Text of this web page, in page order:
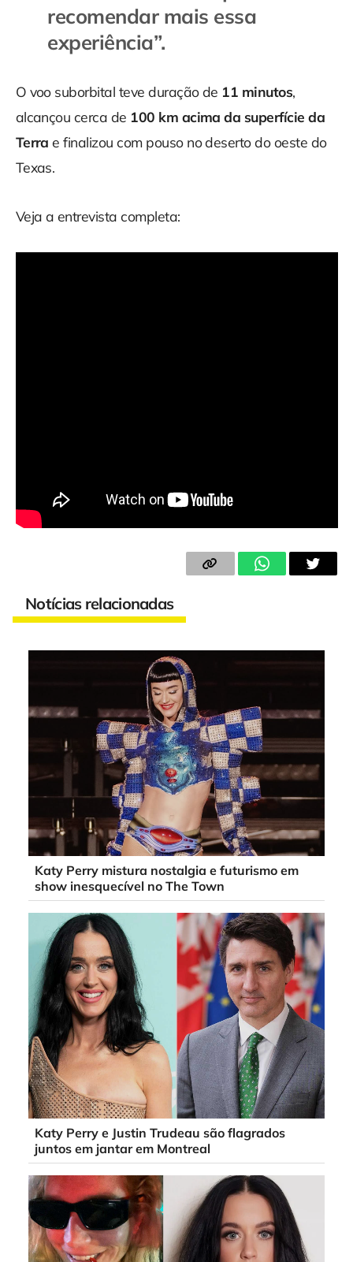
recomendar mais essa
experiência”.
O voo suborbital teve duração de 11 minutos,
alcançou cerca de 100 km acima da superfície da
Terra e finalizou com pouso no deserto do oeste do
Texas.
Veja a entrevista completa:
Notícias relacionadas
Katy Perry mistura nostalgia e futurismo em
show inesquecível no The Town
Katy Perry e Justin Trudeau são flagrados
juntos em jantar em Montreal